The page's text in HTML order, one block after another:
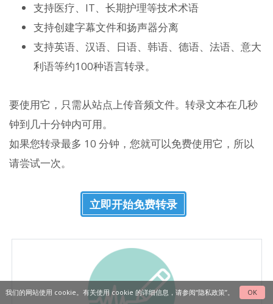
支持医疗、IT、长期护理等技术术语
支持创建字幕文件和扬声器分离
支持英语、汉语、日语、韩语、德语、法语、意大
利语等约100种语言转录。
要使用它，只需从站点上传音频文件。转录文本在几秒
钟到几十分钟内可用。
如果您转录最多 10 分钟，您就可以免费使用它，所以
请尝试一次。
立即开始免费转录
我们的网站使用 cookie。有关使用 cookie 的详细信息，请参阅“隐私政策”。 OK